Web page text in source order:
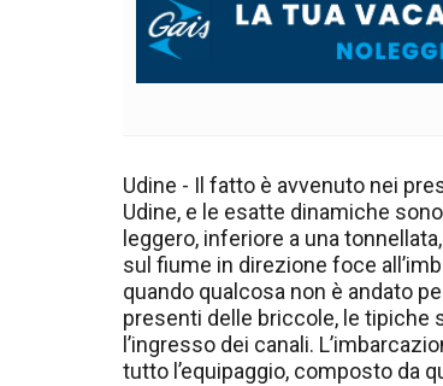
Udine - Il fatto è avvenuto nei
Udine, e le esatte dinamiche
leggero, inferiore a una
sul fiume in direzione foce
quando qualcosa non è andato
presenti delle briccole, le tipiche
l’ingresso dei canali.
tutto l’equipaggio, composto da